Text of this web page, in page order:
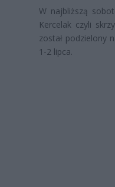
W najbliższą
Kercelak czyli
został podzielony
1-2 lipca.